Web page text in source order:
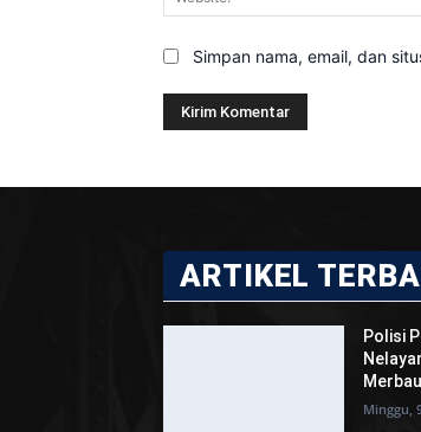
Simpan nama, email, dan
ARTIKEL
Polisi
Merbau
Minggu,